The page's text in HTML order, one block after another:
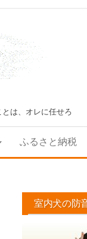
は、オレに任せろ
ふるさと納税
室内犬の防